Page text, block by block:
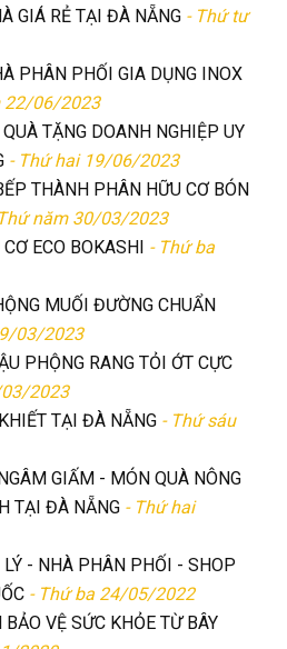
GIÁ RẺ TẠI ĐÀ NẴNG - Thứ tư
PHÂN PHỐI GIA DỤNG INOX
22/06/2023
TẶNG DOANH NGHIỆP UY
- Thứ hai 19/06/2023
THÀNH PHÂN HỮU CƠ BÓN
năm 30/03/2023
ECO BOKASHI - Thứ ba
MUỐI ĐƯỜNG CHUẨN
03/2023
PHỘNG RANG TỎI ỚT CỰC
2023
TẠI ĐÀ NẴNG - Thứ sáu
GIẤM - MÓN QUÀ NÔNG
TẠI ĐÀ NẴNG - Thứ hai
- NHÀ PHÂN PHỐI - SHOP
- Thứ ba 24/05/2022
BẢO VỆ SỨC KHỎE TỪ BÂY